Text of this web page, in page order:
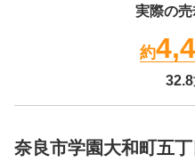
実際の
約
32.8
奈良市学園大和町五